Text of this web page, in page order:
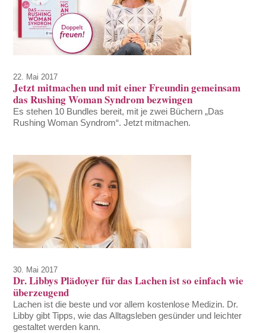
22. Mai 2017
Jetzt mitmachen und mit einer Freundin gemeinsam
das Rushing Woman Syndrom bezwingen
Es stehen 10 Bundles bereit, mit je zwei Büchern „Das
Rushing Woman Syndrom“. Jetzt mitmachen.
30. Mai 2017
Dr. Libbys Plädoyer für das Lachen ist so einfach wie
überzeugend
Lachen ist die beste und vor allem kostenlose Medizin. Dr.
Libby gibt Tipps, wie das Alltagsleben gesünder und leichter
gestaltet werden kann.